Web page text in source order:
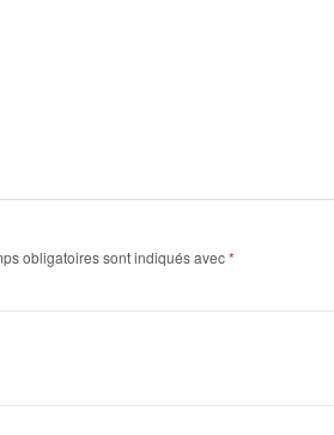
obligatoires sont indiqués avec*